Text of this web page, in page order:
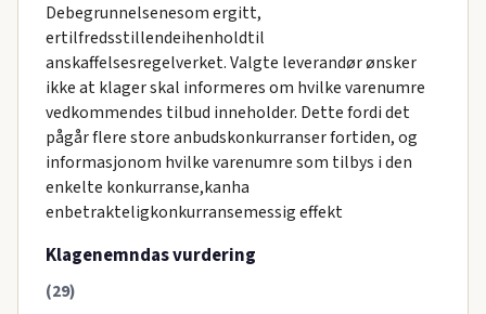
Debegrunnelsenesom ergitt,
ertilfredsstillendeihenholdtil
anskaffelsesregelverket. Valgte leverandør ønsker
ikke at klager skal informeres om hvilke varenumre
vedkommendes tilbud inneholder. Dette fordi det
pågår flere store anbudskonkurranser fortiden, og
informasjonom hvilke varenumre som tilbys i den
enkelte konkurranse,kanha
enbetrakteligkonkurransemessig effekt
Klagenemndas vurdering
(29)